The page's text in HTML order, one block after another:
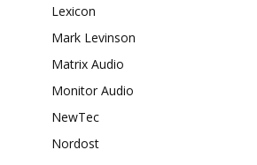
Lexicon
Mark Levinson
Matrix Audio
Monitor Audio
NewTec
Nordost